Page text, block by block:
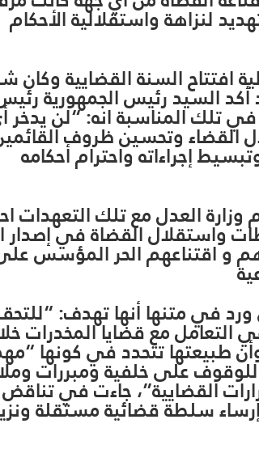
لنزاهة واستقلالية الأحكام
افتتاح السنة القضايية وكان
السيد رئيس الجمهورية
تلك المناسبة انه: “لن يدخر
القضاء وتحسين ظروف
إجراءاته واحترام أحكامه
العدل مع تلك التعهدات
واستقلال القضاة في إصدار
و اقتناعهم الحر المؤسس
في متنها أنها تهدف:
مع قضايا المخدرات
طبيعتها تتحدد في كونها
للوقوف على خلفية ومبررات
القضايية”، جاءت في
سلطة قضائية مستقلة